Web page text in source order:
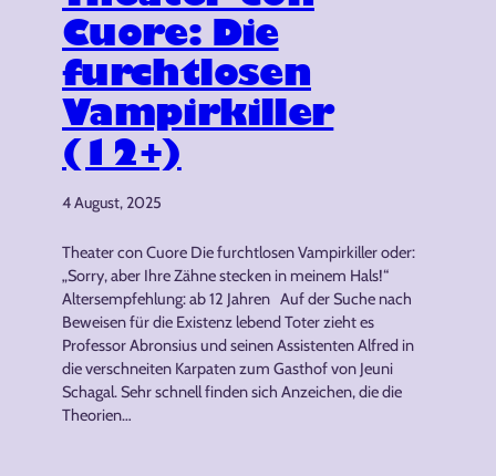
Cuore: Die
furchtlosen
Vampirkiller
(12+)
4 August, 2025
Theater con Cuore Die furchtlosen Vampirkiller oder:
„Sorry, aber Ihre Zähne stecken in meinem Hals!“
Altersempfehlung: ab 12 Jahren Auf der Suche nach
Beweisen für die Existenz lebend Toter zieht es
Professor Abronsius und seinen Assistenten Alfred in
die verschneiten Karpaten zum Gasthof von Jeuni
Schagal. Sehr schnell finden sich Anzeichen, die die
Theorien…